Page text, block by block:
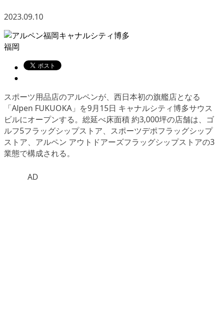
2023.09.10
福岡
スポーツ用品店のアルペンが、西日本初の旗艦店となる
「Alpen FUKUOKA」を9月15日 キャナルシティ博多サウス
ビルにオープンする。総延べ床面積 約3,000坪の店舗は、ゴ
ルフ5フラッグシップストア、スポーツデポフラッグシップ
ストア、アルペン アウトドアーズフラッグシップストアの3
業態で構成される。
AD